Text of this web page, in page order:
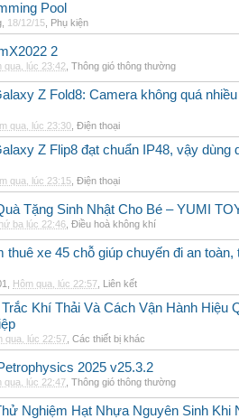
Pool
18/12/15 Phụ kiện
2
qua, lúc 23:42 Thông gió thông thường
Z Fold8: Camera không quá
qua, lúc 23:30 Điện thoại
Z Flip8 đạt chuẩn IP48, vậy
qua, lúc 23:15 Điện thoại
Tặng Sinh Nhật Cho Bé – YUMI
ba lúc 22:46 Điều hoà không khí
thuê xe 45 chỗ giúp chuyến đi an toàn,
Hôm qua, lúc 22:57 Liên kết
Khí Thải Và Cách Vận Hành Hiệu
qua, lúc 22:57 Các thiết bị khác
2025 v25.3.2
qua, lúc 22:47 Thông gió thông thường
Nghiệm Hạt Nhựa Nguyên Sinh Khi